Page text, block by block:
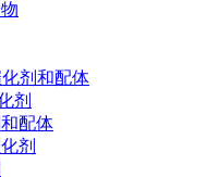
剂和配体
剂
配体
剂